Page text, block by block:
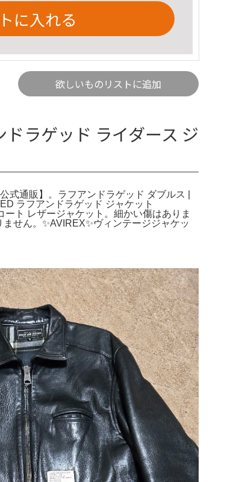
に入れる
欲しいものリストに追加
ラゲッド ライダース ジ
式通販】。ラフアンドラゲッド ダブルス |
ラフアンドラゲッド ジャケット
ト レザージャケット。細かい傷はありま
ん。✨AVIREX✨ヴィンテージジャケッ